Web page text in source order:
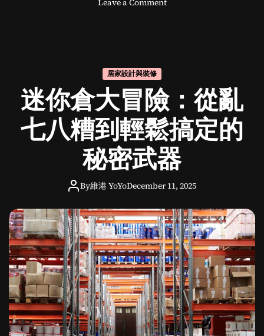
Leave a Comment
專
業
選
擇
與
實
用
指
居家設計與裝修
迷你倉大冒險：從亂
七八糟到輕鬆搞定的
秘密武器
By維港 YoYoDecember 11, 2025